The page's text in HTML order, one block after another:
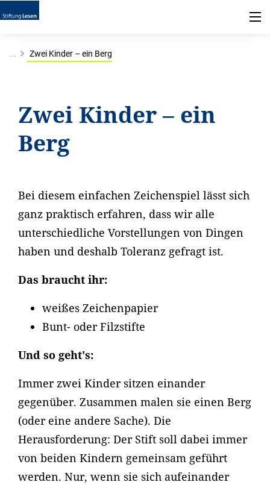
... Zwei Kinder – ein Berg
Zwei Kinder – ein
Berg
Bei diesem einfachen Zeichenspiel lässt sich
ganz praktisch erfahren, dass wir alle
unterschiedliche Vorstellungen von Dingen
haben und deshalb Toleranz gefragt ist.
Das braucht ihr:
weißes Zeichenpapier
Bunt- oder Filzstifte
Und so geht's:
Immer zwei Kinder sitzen einander
gegenüber. Zusammen malen sie einen Berg
(oder eine andere Sache). Die
Herausforderung: Der Stift soll dabei immer
von beiden Kindern gemeinsam geführt
werden. Nur, wenn sie sich aufeinander